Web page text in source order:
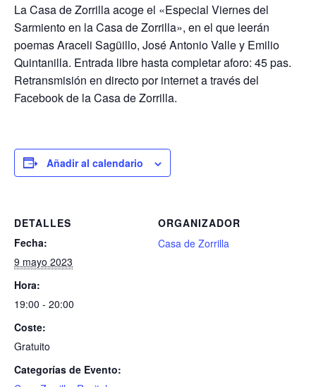
La Casa de Zorrilla acoge el «Especial Viernes del
Sarmiento en la Casa de Zorrilla», en el que leerán
poemas Araceli Sagüillo, José Antonio Valle y Emilio
Quintanilla. Entrada libre hasta completar aforo: 45 pas.
Retransmisión en directo por internet a través del
Facebook de la Casa de Zorrilla.
Añadir al calendario
DETALLES
Fecha:
9 mayo 2023
Hora:
19:00 - 20:00
Coste:
Gratuito
Categorías de Evento:
ORGANIZADOR
Casa de Zorrilla